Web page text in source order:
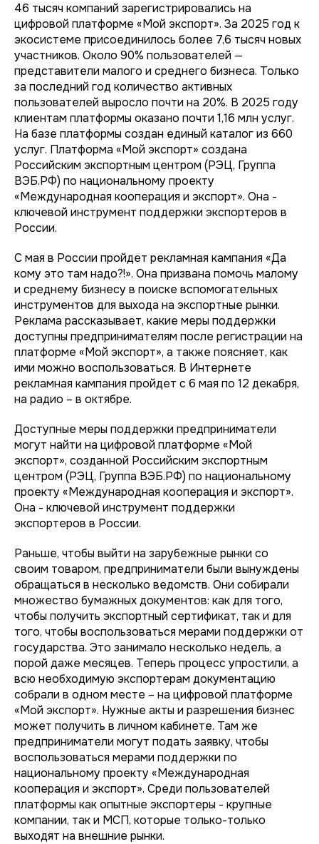
46 тысяч компаний зарегистрировались на
цифровой платформе «Мой экспорт». За 2025 год к
экосистеме присоединилось более 7,6 тысяч новых
участников. Около 90% пользователей —
представители малого и среднего бизнеса. Только
за последний год количество активных
пользователей выросло почти на 20%. В 2025 году
клиентам платформы оказано почти 1,16 млн услуг.
На базе платформы создан единый каталог из 660
услуг. Платформа «Мой экспорт» создана
Российским экспортным центром (РЭЦ, Группа
ВЭБ.РФ) по национальному проекту
«Международная кооперация и экспорт». Она -
ключевой инструмент поддержки экспортеров в
России.
С мая в России пройдет рекламная кампания «Да
кому это там надо?!». Она призвана помочь малому
и среднему бизнесу в поиске вспомогательных
инструментов для выхода на экспортные рынки.
Реклама рассказывает, какие меры поддержки
доступны предпринимателям после регистрации на
платформе «Мой экспорт», а также поясняет, как
ими можно воспользоваться. В Интернете
рекламная кампания пройдет с 6 мая по 12 декабря,
на радио – в октябре.
Доступные меры поддержки предприниматели
могут найти на цифровой платформе «Мой
экспорт», созданной Российским экспортным
центром (РЭЦ, Группа ВЭБ.РФ) по национальному
проекту «Международная кооперация и экспорт».
Она - ключевой инструмент поддержки
экспортеров в России.
Раньше, чтобы выйти на зарубежные рынки со
своим товаром, предприниматели были вынуждены
обращаться в несколько ведомств. Они собирали
множество бумажных документов: как для того,
чтобы получить экспортный сертификат, так и для
того, чтобы воспользоваться мерами поддержки от
государства. Это занимало несколько недель, а
порой даже месяцев. Теперь процесс упростили, а
всю необходимую экспортерам документацию
собрали в одном месте – на цифровой платформе
«Мой экспорт». Нужные акты и разрешения бизнес
может получить в личном кабинете. Там же
предприниматели могут подать заявку, чтобы
воспользоваться мерами поддержки по
национальному проекту «Международная
кооперация и экспорт». Среди пользователей
платформы как опытные экспортеры - крупные
компании, так и МСП, которые только-только
выходят на внешние рынки.